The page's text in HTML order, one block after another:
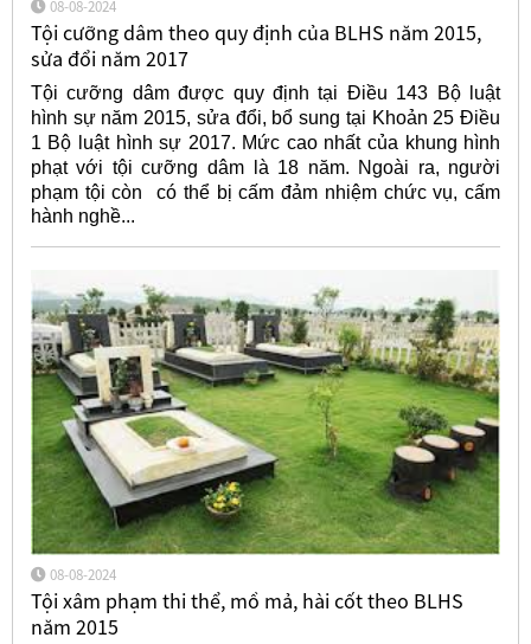
08-08-2024
Tội cưỡng dâm theo quy định của BLHS năm 2015,
sửa đổi năm 2017
Tội cưỡng dâm được quy định tại Điều 143 Bộ luật
hình sự năm 2015, sửa đổi, bổ sung tại Khoản 25 Điều
1 Bộ luật hình sự 2017. Mức cao nhất của khung hình
phạt với tội cưỡng dâm là 18 năm. Ngoài ra, người
phạm tội còn có thể bị cấm đảm nhiệm chức vụ, cấm
hành nghề...
08-08-2024
Tội xâm phạm thi thể, mồ mả, hài cốt theo BLHS
năm 2015